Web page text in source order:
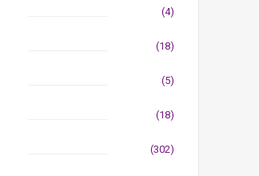
(4)
(18)
(5)
(18)
(302)